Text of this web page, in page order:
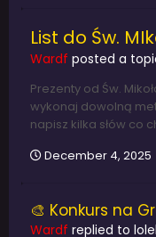
List do Św.
Wardf posted a
Prezenty od Św.
wykonaj dowolną
napisz kilka słów co
December 4, 2025
🎨 Konkurs na
Wardf replied to